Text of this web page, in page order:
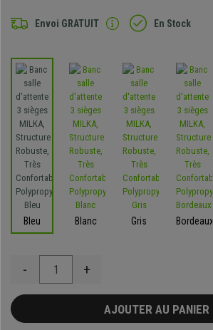
Envoi GRATUIT En Stock
Bleu Blanc Gris Bordeaux
- +
AJOUTER AU PANIER